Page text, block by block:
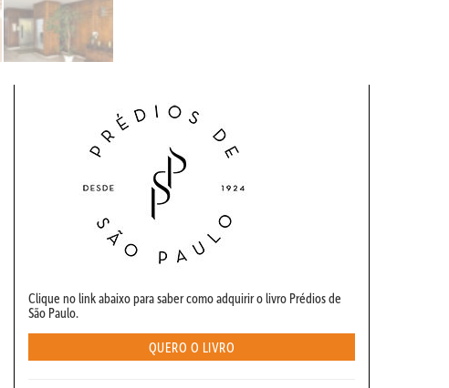
Clique no link abaixo para saber como adquirir o livro Prédios de
São Paulo.
QUERO O LIVRO